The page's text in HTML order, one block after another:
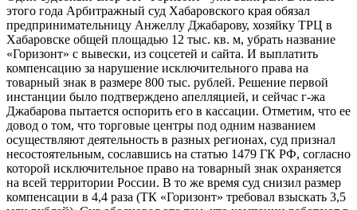
этого года Арбитражный суд Хабаровского края обязал
предпринимательницу Анжеллу Джабарову, хозяйку ТРЦ в
Хабаровске общей площадью 12 тыс. кв. м, убрать название
«Горизонт» с вывески, из соцсетей и сайта. И выплатить
компенсацию за нарушение исключительного права на
товарный знак в размере 800 тыс. рублей. Решение первой
инстанции было подтверждено апелляцией, и сейчас г-жа
Джабарова пытается оспорить его в кассации. Отметим, что ее
довод о том, что торговые центры под одним названием
осуществляют деятельность в разных регионах, суд признал
несостоятельным, сославшись на статью 1479 ГК РФ, согласно
которой исключительное право на товарный знак охраняется
на всей территории России. В то же время суд снизил размер
компенсации в 4,4 раза (ТК «Горизонт» требовал взыскать 3,5